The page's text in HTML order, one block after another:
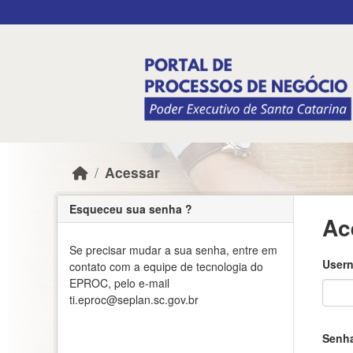
Acessar
Esqueceu sua senha ?
Se precisar mudar a sua senha, entre em
contato com a equipe de tecnologia do
EPROC, pelo e-mail
ti.eproc@seplan.sc.gov.br